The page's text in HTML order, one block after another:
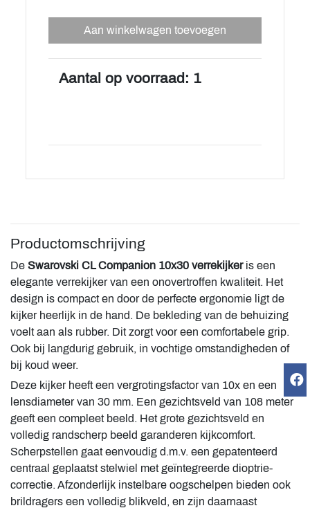
Aan winkelwagen toevoegen
Aantal op voorraad: 1
Productomschrijving
De Swarovski CL Companion 10x30 verrekijkeris een
elegante verrekijker van een onovertroffen kwaliteit. Het
design is compact en door de perfecte ergonomie ligt de
kijker heerlijk in de hand. De bekleding van de behuizing
voelt aan als rubber. Dit zorgt voor een comfortabele grip.
Ook bij langdurig gebruik, in vochtige omstandigheden of
bij koud weer.
Deze kijker heeft een vergrotingsfactor van 10x en een
lensdiameter van 30 mm. Een gezichtsveld van 108 meter
geeft een compleet beeld. Het grote gezichtsveld en
volledig randscherp beeld garanderen kijkcomfort.
Scherpstellen gaat eenvoudig d.m.v. een gepatenteerd
centraal geplaatst stelwiel met geïntegreerde dioptrie-
correctie. Afzonderlijk instelbare oogschelpen bieden ook
brildragers een volledig blikveld, en zijn daarnaast